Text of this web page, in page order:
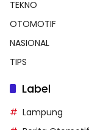
TEKNO
OTOMOTIF
NASIONAL
TIPS
Label
Lampung